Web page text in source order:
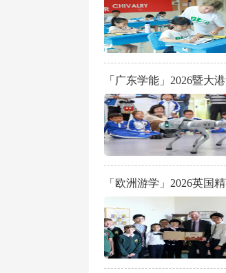
「广东学能」2026暨大
「欧洲游学」2026英国